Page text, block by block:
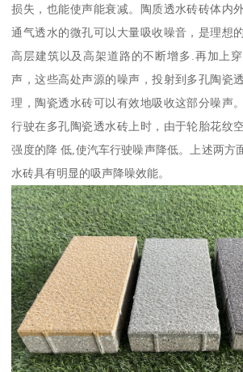
损失，也能使声能衰减。陶质透水砖砖体内
通气透水的微孔可以大量吸收噪音，是理想
高层建筑以及高架道路的不断增多.再加上
声，这些高处声源的噪声，投射到多孔陶瓷
理，陶瓷透水砖可以有效地吸收这部分噪声
行驶在多孔陶瓷透水砖上时，由于轮胎花纹
强度的降 低,使汽车行驶噪声降低。上述两方
水砖具有明显的吸声降噪效能。